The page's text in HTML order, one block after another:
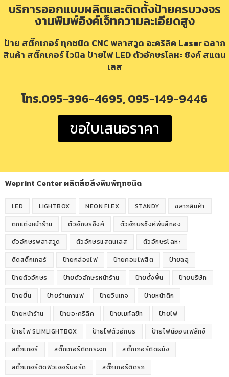
บริการออกแบบผลิตและติดตั้งป้ายครบวงจร
งานพิมพ์อิงค์เจ็ทความละเอียดสูง
ป้าย สติ๊กเกอร์ ทุกชนิด CNC พลาสวูด อะคริลิค Laser ฉลาก
สินค้า สติ๊กเกอร์ ไวนิล ป้ายไฟ LED ตัวอักษรโลหะ ซิงค์ สแตน
เลส
โทร.095-396-4695, 095-149-9446
ขอใบเสนอราคา
Weprint Center ผลิตสื่อสิ่งพิมพ์ทุกชนิด
LED LIGHTBOX NEON FLEX STANDY
ฉลากสินค้า
ตกแต่งหน้าร้าน
ตัวอักษรซิงค์
ตัวอักษรซิงค์พ่นสีทอง
ตัวอักษรพลาสวูด
ตัวอักษรแสตนเลส
ตัวอักษรโลหะ
ติดสติ๊กเกอร์
ป้ายกล่องไฟ ป้ายคอมโพสิต
ป้ายฉลุ
ป้ายตัวอักษร
ป้ายตัวอักษรหน้าร้าน ป้ายตั้งพื้น
ป้ายบริษัท
ป้ายยื่น
ป้ายร้านกาแฟ ป้ายวินเทจ
ป้ายหน้าตึก
ป้ายหน้าร้าน
ป้ายอะคริลิค ป้ายเมทัลชีท
ป้ายไฟ
ป้ายไฟ SLIMLIGHTBOX
ป้ายไฟตัวอักษร
ป้ายไฟนีออนเฟล็กซ์
สติ๊กเกอร์
สติ๊กเกอร์ติดกระจก
สติ๊กเกอร์ติดผนัง
สติ๊กเกอร์ติดฟิวเจอร์บอร์ด
สติ๊กเกอร์ติดรถ